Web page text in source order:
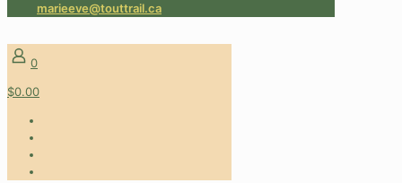
marieeve@touttrail.ca
0
$0.00